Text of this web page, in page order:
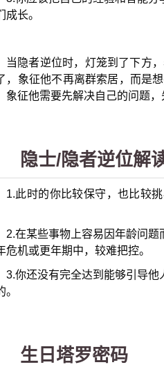
成长。
当隐者逆位时，灯笼到了下方
，象征他不再离群索居，而是
象征他需要先解决自己的问题，
隐士/隐者逆位解
1.此时的你比较保守，也比较
2.在某些事物上容易因年龄问
危机或更年期中，较难把控。
3.你还没有完全达到能够引导
。
生日塔罗密码